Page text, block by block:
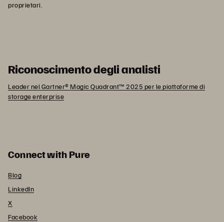
proprietari.
Riconoscimento degli analisti
Leader nel Gartner® Magic Quadrant™ 2025 per le piattaforme di
storage enterprise
Connect with Pure
Blog
LinkedIn
X
Facebook